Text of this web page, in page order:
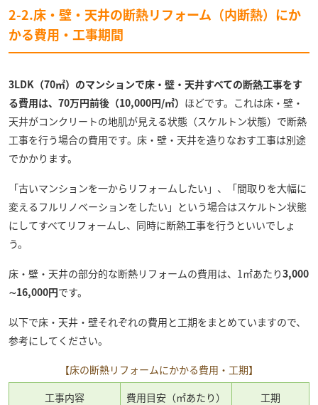
2-2.床・壁・天井の断熱リフォーム（内断熱）にか
かる費用・工事期間
3LDK（70㎡）のマンションで床・壁・天井すべての断熱工事をす
る費用は、70万円前後（10,000円/㎡） ほどです。これは床・壁・
天井がコンクリートの地肌が見える状態（スケルトン状態）で断熱
工事を行う場合の費用です。床・壁・天井を造りなおす工事は別途
でかかります。
「古いマンションを一からリフォームしたい」、「間取りを大幅に
変えるフルリノベーションをしたい」という場合はスケルトン状態
にしてすべてリフォームし、同時に断熱工事を行うといいでしょ
う。
床・壁・天井の部分的な断熱リフォームの費用は、1㎡あたり3,000
∼16,000円です。
以下で床・天井・壁それぞれの費用と工期をまとめていますので、
参考にしてください。
【床の断熱リフォームにかかる費用・工期】
工事内容
費用目安（㎡あたり） 工期